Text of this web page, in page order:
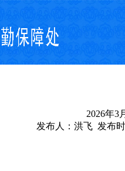
2026年3
发布人：洪飞 发布